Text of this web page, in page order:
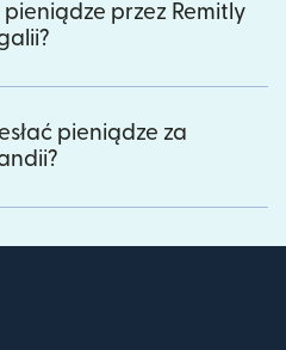
przez Remitly
pieniądze za